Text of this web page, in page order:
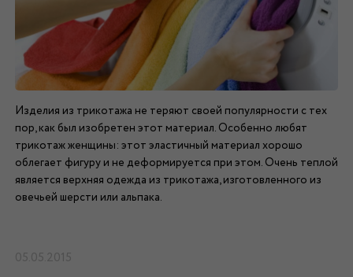
Изделия из трикотажа не теряют своей популярности с тех
пор, как был изобретен этот материал. Особенно любят
трикотаж женщины: этот эластичный материал хорошо
облегает фигуру и не деформируется при этом. Очень теплой
является верхняя одежда из трикотажа, изготовленного из
овечьей шерсти или альпака.
05.05.2015